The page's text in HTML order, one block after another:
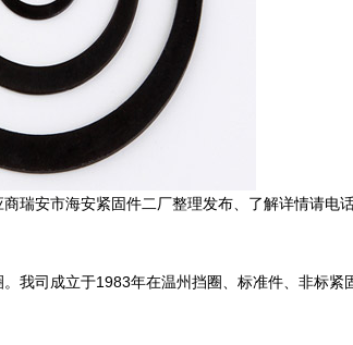
瑞安市海安紧固件二厂整理发布、了解详情请电
我司成立于1983年在温州挡圈、标准件、非标紧